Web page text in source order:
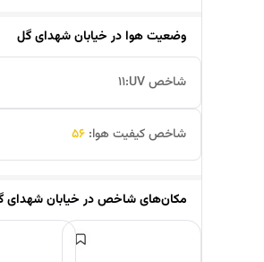
وضعیت هوا درخیابان شهدای گل
شاخص UV: 11
شاخص کیفیت هوا: 56
مکان‌های شاخص درخیابان شهدای